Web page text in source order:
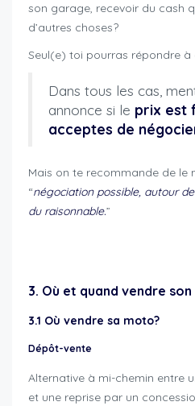
son garage, recevoir du cash
d’autres choses?
Seul(e) toi pourras répondre
Dans tous les cas,
annonce si le prix est
acceptes de
Mais on te recommande de le
“négociation possible, autour
du raisonnable.”
3. Où et quand vendre son
3.1 Où vendre sa moto?
Dépôt-vente
Alternative à mi-chemin entre
et une reprise par un